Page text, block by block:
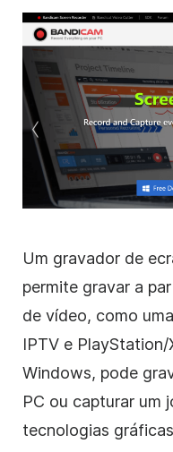
Um gravador de
permite gravar a
de vídeo, como
IPTV e
Windows, pode
PC ou capturar um
tecnologias